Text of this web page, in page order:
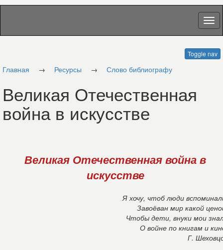
Toggle nav
Главная → Ресурсы → Слово библиографу
Великая Отечественная
война в искусстве
Великая Отечественная война в
искусстве
Я хочу, чтоб люди
Завоёван мир какой
Чтобы дети, внуки мои
О войне по книгам и
Г.